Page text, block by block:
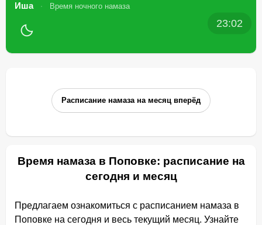
Иша Время ночного намаза
23:02
Расписание намаза на месяц вперёд
Время намаза в Поповке: расписание на
сегодня и месяц
Предлагаем ознакомиться с расписанием намаза в
Поповке на сегодня и весь текущий месяц. Узнайте